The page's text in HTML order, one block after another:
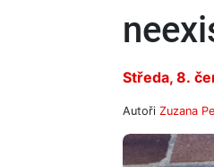
Středa, 8.
Autoři Zuzana